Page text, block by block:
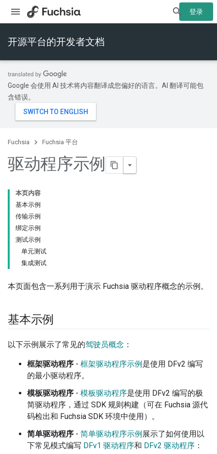
登录
开源平台的开发者文档
Google 会使用 AI 技术将内容翻译成您偏好的语言。AI 翻译可能包
含错误。
Fuchsia Fuchsia 平台
驱动程序示例
本页内容
基本示例
传输示例
绑定示例
测试示例
单元测试
集成测试
本页面包含一系列用于演示 Fuchsia 驱动程序概念的示例。
基本示例
以下示例展示了常见的驾驶员概念 ：
框架驱动程序 - 框架驱动程序示例是使用 DFv2 编写
的最小驱动程序。
模板驱动程序 - 模板驱动程序是使用 DFv2 编写的极
简驱动程序，通过 SDK 规则构建（可在 Fuchsia 源代
码检出和 Fuchsia SDK 环境中使用）。
简单驱动程序 - 简单驱动程序示例展示了如何使用以
下常见模式编写 DFv1 驱动程序和 DFv2 驱动程序 ：